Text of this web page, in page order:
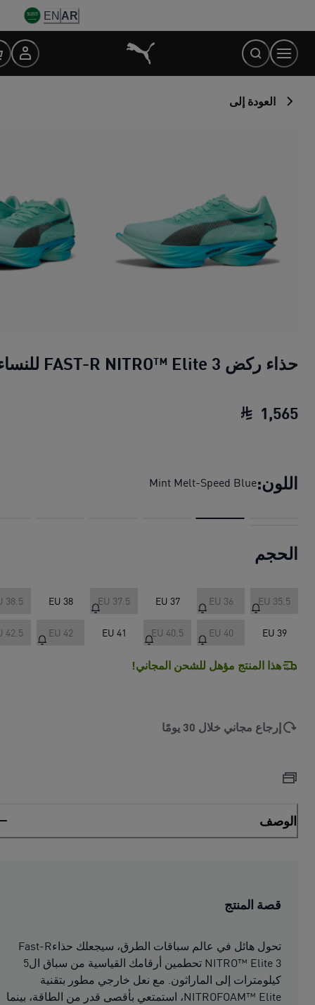
Content
AR
EN
العودة إلى
حذاء ركض FAST-R NITRO™ Elite 3 للنساء
1 565
اللون:Mint Melt-Speed Blue
الحجم
EU 35.5
EU 36
EU 37
EU 37.5
EU 38
38.5
EU 39
EU 40
EU 40.5
EU 41
EU 42
42.5
هذا المنتج مؤهل للشحن المجاني!
إرجاع مجاني خلال 30 يومًا
الوصف
قصة المنتج
تحول هائل في عالم سباقات الطرق، سيجعلك حذاءFast-R
NITRO™ Elite 3 تحطمين أرقامك القياسية من سباق ال5
كيلومترات إلى الماراثون. مع نعل خارجي مطور بتقنية
NITROFOAM™ Elite، استمتعي بأقصى قدر من الطاقة، بينما